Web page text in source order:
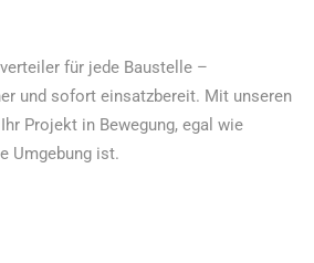
für jede Baustelle –
und sofort einsatzbereit. Mit unseren
Projekt in Bewegung, egal wie
Umgebung ist.